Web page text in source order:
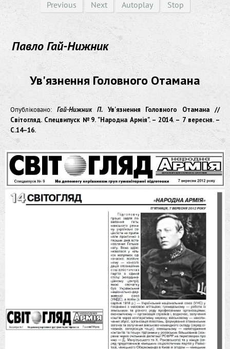
Previous Next Autoplay Stop
Павло Гай-Нижник
Ув'язнення Головного Отамана
Опубліковано: Гай-Нижник П.Ув'язнення Головного Отамана //
Світогляд. Спецвипуск №9. "Народна Армія". – 2014. – 7 вересня. –
С.14–16.